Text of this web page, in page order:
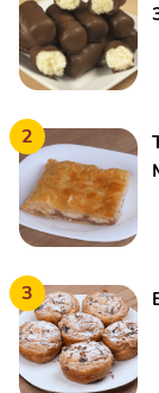
2
3